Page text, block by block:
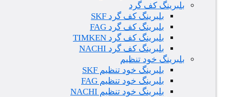
بلبرینگ کف گرد
بلبرینگ کف گرد SKF
بلبرینگ کف گرد FAG
بلبرینگ کف گرد TIMKEN
بلبرینگ کف گرد NACHI
بلبرینگ خود تنظیم
بلبرینگ خود تنظیم SKF
بلبرینگ خود تنظیم FAG
بلبرینگ خود تنظیم NACHI